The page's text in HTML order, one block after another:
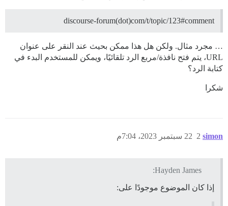
discourse-forum(dot)com/t/topic/123#comment
… مجرد مثال. ولكن هل هذا ممكن بحيث عند النقر على عنوان
URL، يتم فتح نافذة/مربع الرد تلقائيًا، ويمكن للمستخدم البدء في
كتابة الرد؟
شكرا
simon 22 سبتمبر 2023، 7:04م 2
Hayden James:
إذا كان الموضوع موجودًا على: